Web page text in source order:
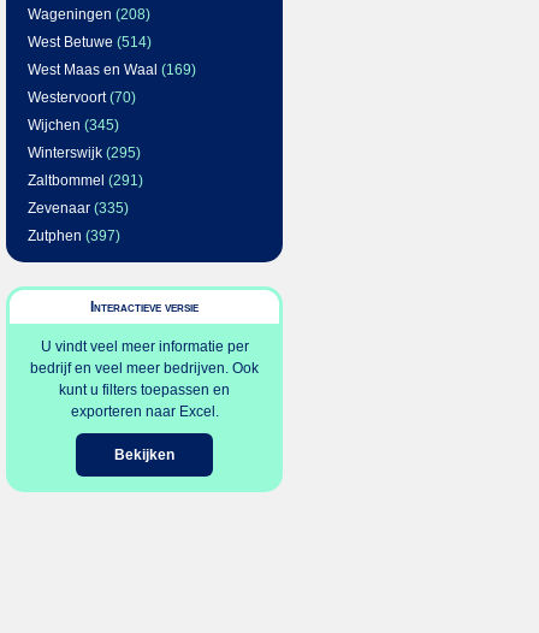
Wageningen (208)
West Betuwe (514)
West Maas en Waal (169)
Westervoort(70)
Wijchen (345)
Winterswijk (295)
Zaltbommel (291)
Zevenaar (335)
Zutphen (397)
Interactieve versie
U vindt veel meer informatie per
bedrijf en veel meer bedrijven. Ook
kunt u filters toepassen en
exporteren naar Excel.
Bekijken